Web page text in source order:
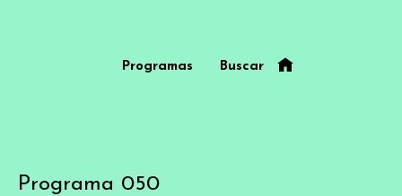
Programas Buscar
Programa 050